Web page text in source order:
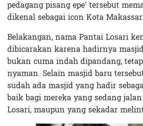
pedagang pisang epe’ tersebut
dikenal sebagai icon Kota
Belakangan, nama Pantai Losari
dibicarakan karena hadirnya
bukan cuma indah dipandang,
nyaman. Selain masjid baru
sudah ada masjid yang hadir
baik bagi mereka yang sedang
Losari, maupun yang sekadar